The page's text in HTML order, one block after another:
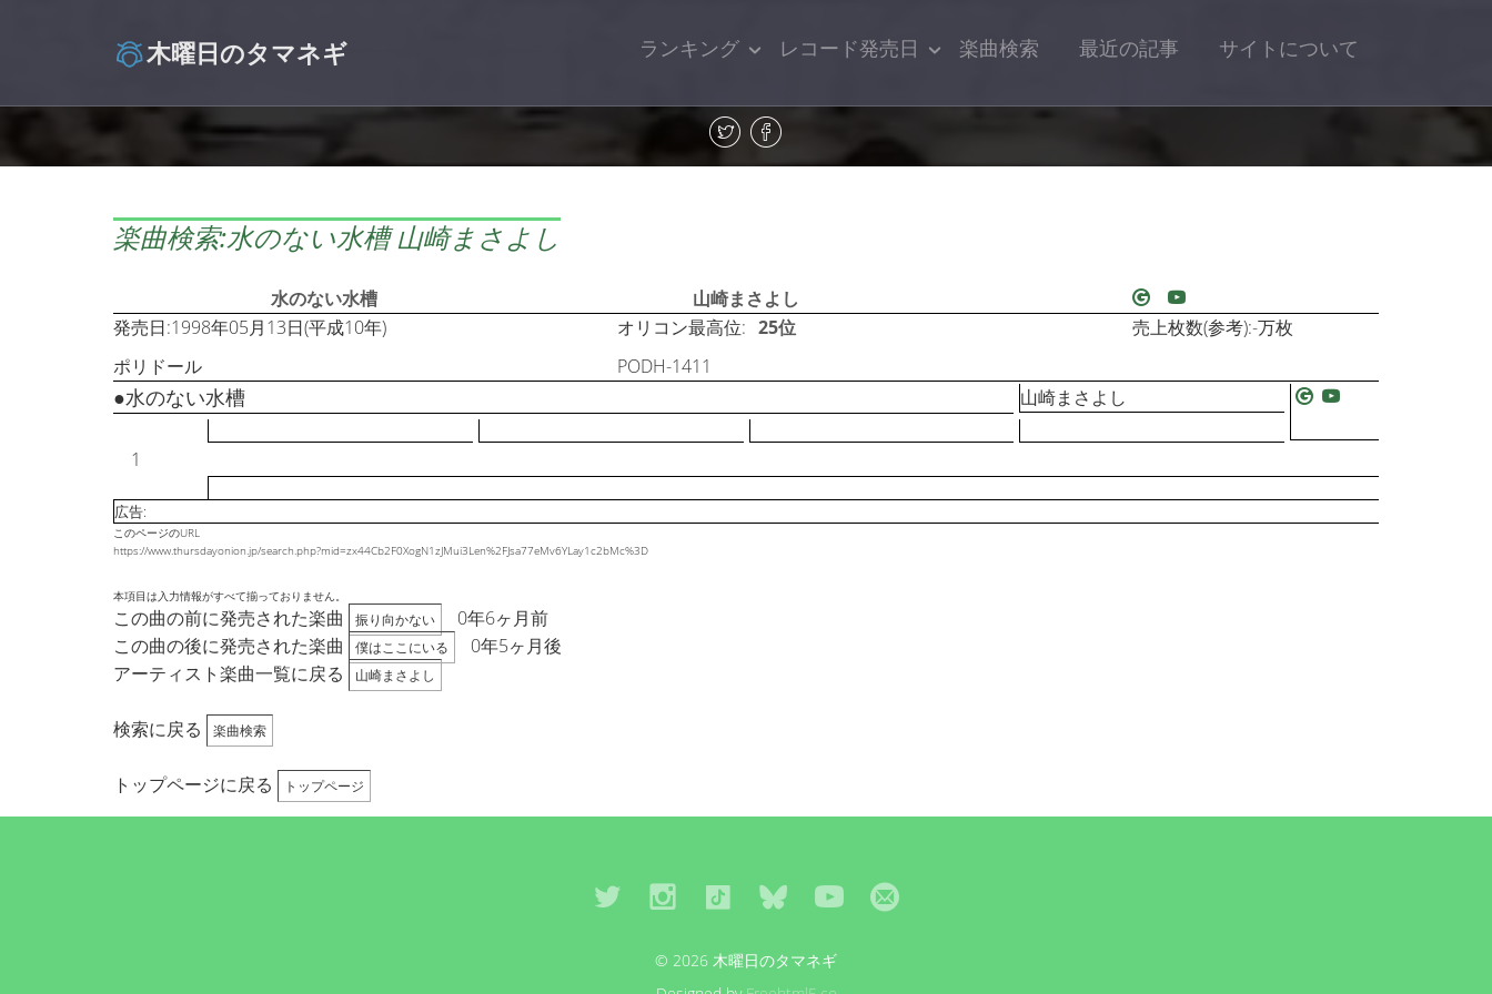
木曜日のタマネギ ランキング レコード発売日 楽曲検索 最近の記事 サイトについて
楽曲検索:水のない水槽 山崎まさよし
水のない水槽
山崎まさよし
発売日:1998年05月13日(平成10年)
オリコン最高位: 25位
売上枚数(参考):-万枚
ポリドール
PODH-1411
1
●水のない水槽 山崎まさよし
広告:
このページのURL
https://www.thursdayonion.jp/search.php?mid=zx44Cb2F0XogN1zJMui3Len%2FJsa77eMv6YLay1c2bMc%3D
本項目は入力情報がすべて揃っておりません。
この曲の前に発売された楽曲 振り向かない
0年6ヶ月前
この曲の後に発売された楽曲
僕はここにいる
0年5ヶ月後
アーティスト楽曲一覧に戻る
山崎まさよし
検索に戻る 楽曲検索
トップページに戻る トップページ
© 2026 木曜日のタマネギ